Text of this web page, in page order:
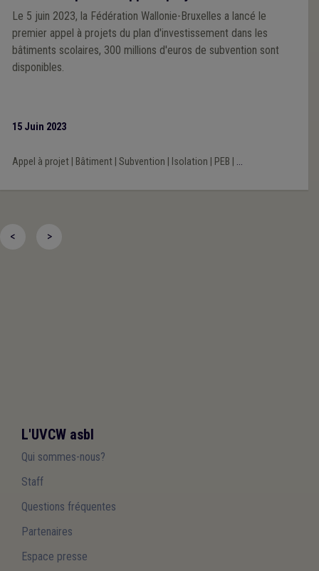
Le 5 juin 2023, la Fédération Wallonie-Bruxelles a lancé le
premier appel à projets du plan d'investissement dans les
bâtiments scolaires, 300 millions d'euros de subvention sont
disponibles.
15 Juin 2023
Appel à projet| Bâtiment| Subvention Isolation PEB ...
< >
L'UVCW asbl
Qui sommes-nous?
Staff
Questions fréquentes
Partenaires
Espace presse